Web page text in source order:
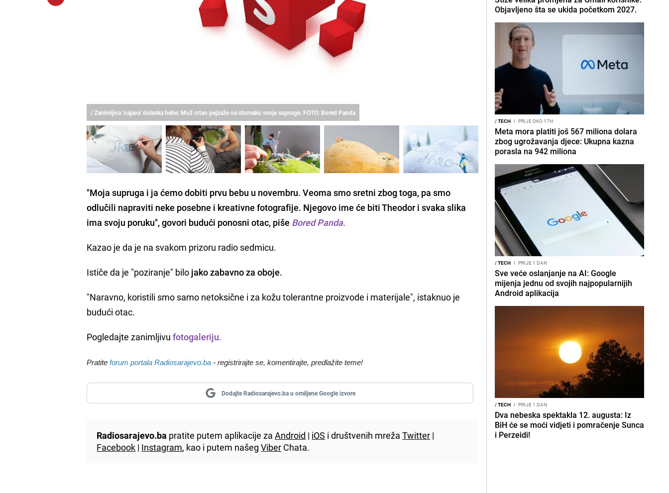
/ Zanimljiva 'najava' dolaska bebe: Muž crtao pejzaže na stomaku svoje supruge, FOTO: Bored Panda
"Moja supruga i ja ćemo dobiti prvu bebu u novembru. Veoma smo sretni zbog toga, pa smo
odlučili napraviti neke posebne i kreativne fotografije. Njegovo ime će bitiTheodor i svaka slika
ima svoju poruku", govori budući ponosni otac, piše Bored Panda.
Kazao je da je na svakom prizoru radio sedmicu.
Ističe da je "poziranje" bilo jako zabavno za oboje.
"Naravno, koristili smo samo netoksične i za kožu tolerantne proizvode i materijale", istaknuo je
budući otac.
Pogledajte zanimljivufotogaleriju.
Pratiteforum portala Radiosarajevo.ba - registrirajte se, komentirajte, predlažite teme!
Dodajte Radiosarajevo.ba u omiljene Google izvore
Radiosarajevo.ba pratite putem aplikacije zaAndroid | iOS i društvenih mrežaTwitter |
Facebook | Instagram, kao i putem našegViber Chata.
Objavljeno šta se ukida početkom 2027.
/TECH I PRIJE OKO 17H
Meta mora platiti još 567 miliona dolara
zbog ugrožavanja djece: Ukupna kazna
porasla na 942 miliona
/TECH I PRIJE 1 DAN
Sve veće oslanjanje na AI: Google
mijenja jednu od svojih najpopularnijih
Android aplikacija
/TECH I PRIJE 1 DAN
Dva nebeska spektakla 12. augusta: Iz
BiH će se moći vidjeti i pomračenje Sunca
i Perzeidi!